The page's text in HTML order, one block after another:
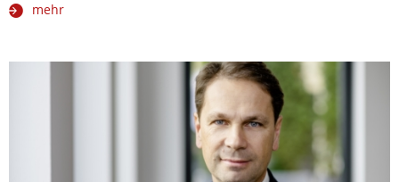
mehr